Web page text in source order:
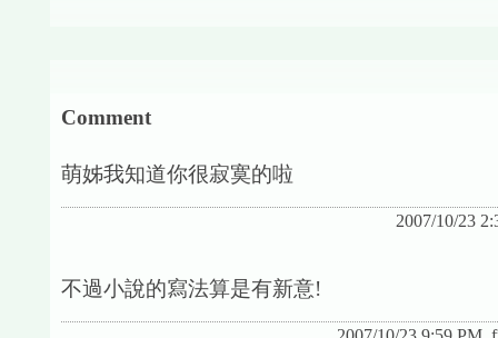
Comment
萌姊我知道你很寂寞的啦
2007/10/23
不過小說的寫法算是有新意!